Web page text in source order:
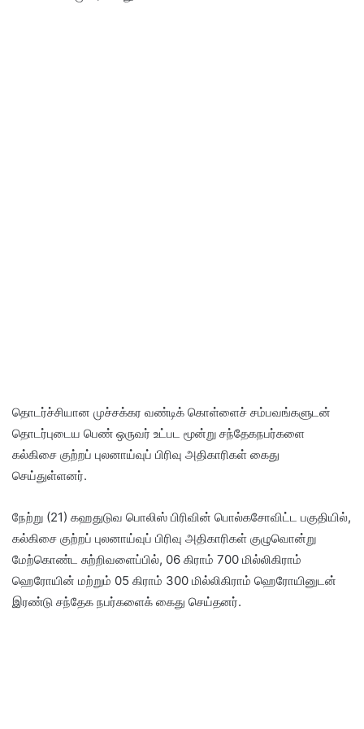
தொடர்ச்சியான முச்சக்கர வண்டிக் கொள்ளைச் சம்பவங்களுடன்
தொடர்புடைய பெண் ஒருவர் உட்பட மூன்று சந்தேகநபர்களை
கல்கிசை குற்றப் புலனாய்வுப் பிரிவு அதிகாரிகள் கைது
செய்துள்ளனர்.
நேற்று (21) கஹதுடுவ பொலிஸ் பிரிவின் பொல்கசோவிட்ட பகுதியில்,
கல்கிசை குற்றப் புலனாய்வுப் பிரிவு அதிகாரிகள் குழுவொன்று
மேற்கொண்ட சுற்றிவளைப்பில், 06 கிராம் 700 மில்லிகிராம்
ஹெரோயின் மற்றும் 05 கிராம் 300 மில்லிகிராம் ஹெரோயினுடன்
இரண்டு சந்தேக நபர்களைக் கைது செய்தனர்.